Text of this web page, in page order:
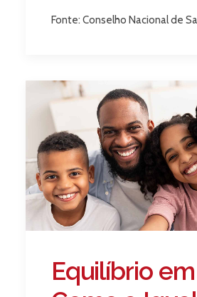
Fonte: Conselho Nacional de
Equilíbrio